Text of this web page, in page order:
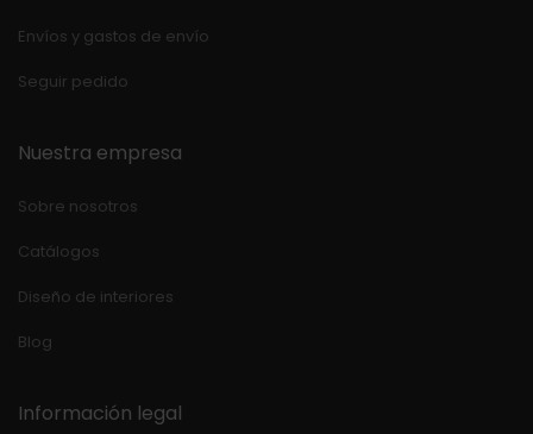
Envíos y gastos de envío
Seguir pedido
Nuestra empresa
Sobre nosotros
Catálogos
Diseño de interiores
Blog
Información legal